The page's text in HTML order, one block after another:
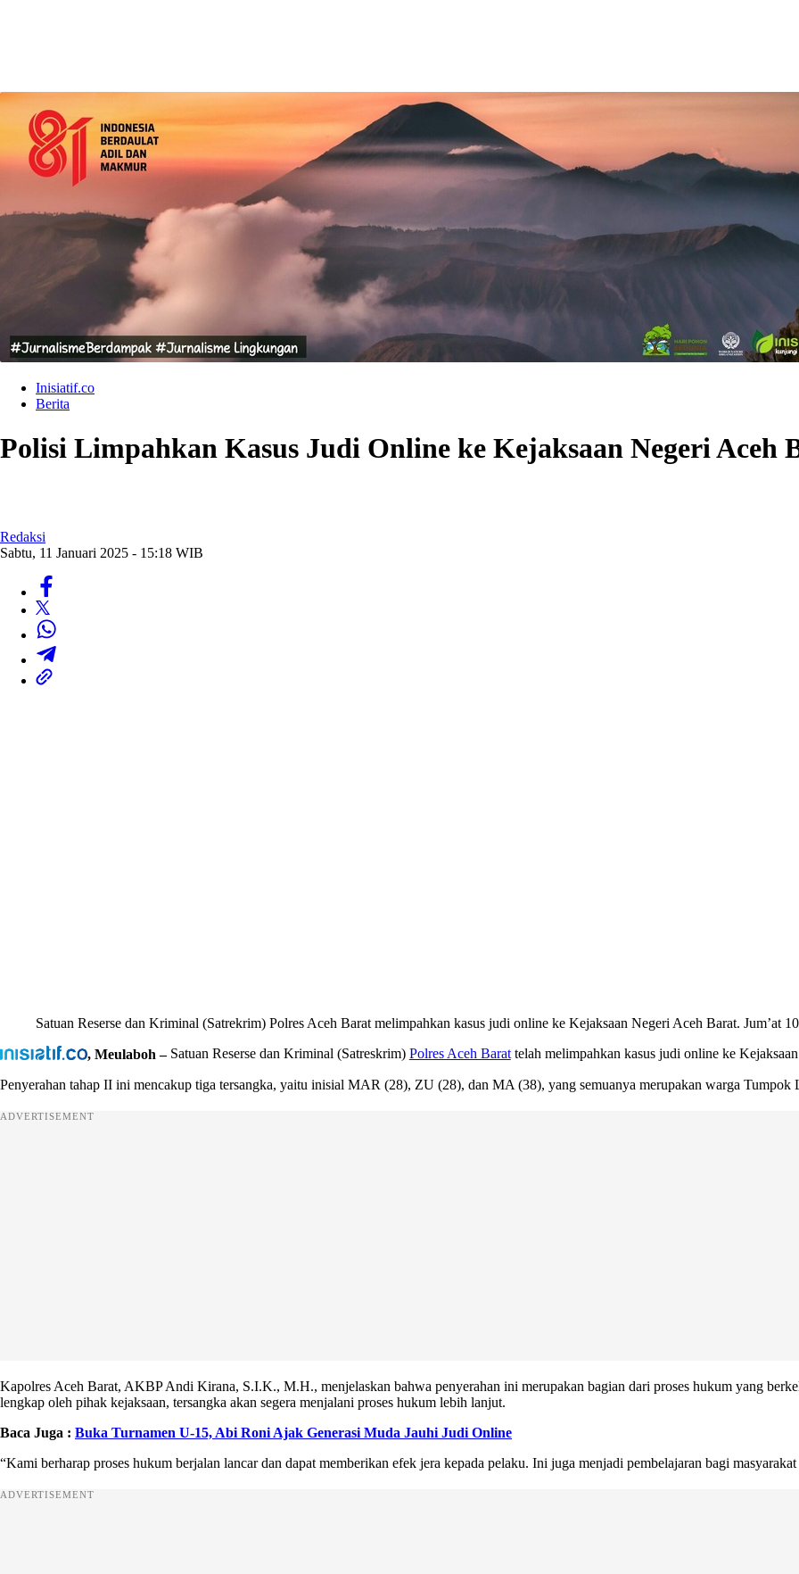
Inisiatif.co
Berita
Polisi Limpahkan Kasus Judi Online ke Kejaksaan Negeri Aceh
Redaksi
Sabtu, 11 Januari 2025 - 15:18 WIB
Satuan Reserse dan Kriminal (Satrekrim) Polres Aceh Barat melimpahkan kasus judi online ke Kejaksaan Negeri Aceh Barat. Jum’at
, Meulaboh –Satuan Reserse dan Kriminal (Satreskrim) Polres Aceh Barattelah melimpahkan kasus judi online ke
Penyerahan tahap II ini mencakup tiga tersangka, yaitu inisial MAR (28), ZU (28), dan MA (38), yang semuanya merupakan warga
ADVERTISEMENT
Kapolres Aceh Barat, AKBP Andi Kirana, S.I.K., M.H., menjelaskan bahwa penyerahan ini merupakan bagian dari proses hukum yang
lengkap oleh pihak kejaksaan, tersangka akan segera menjalani proses hukum lebih lanjut.
Baca Juga : Buka Turnamen U-15, Abi Roni Ajak Generasi Muda Jauhi Judi Online
“Kami berharap proses hukum berjalan lancar dan dapat memberikan efek jera kepada pelaku. Ini juga menjadi pembelajaran bagi
ADVERTISEMENT